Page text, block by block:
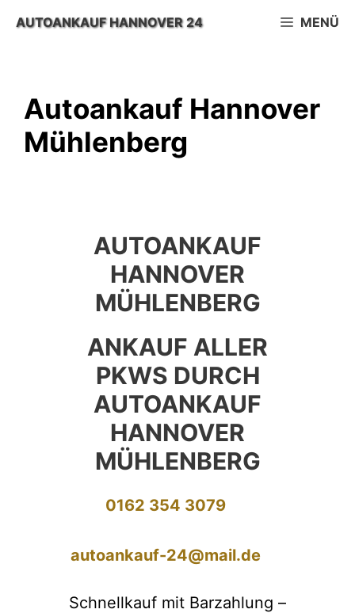
InhaltAUTOANKAUF HANNOVER 24 MENÜ
Autoankauf Hannover
Mühlenberg
AUTOANKAUF
HANNOVER
MÜHLENBERG
ANKAUF ALLER
PKWS DURCH
AUTOANKAUF
HANNOVER
MÜHLENBERG
0162 354 3079
autoankauf-24@mail.de
Schnellkauf mit Barzahlung –